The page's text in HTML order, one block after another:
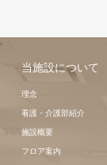
当施設について
理念
看護・介護部紹介
施設概要
フロア案内